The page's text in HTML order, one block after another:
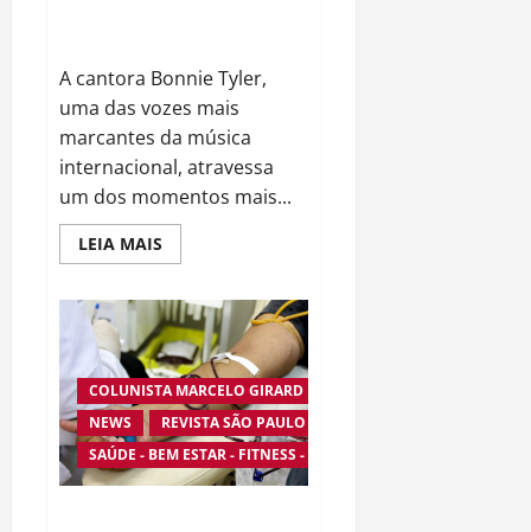
A cantora Bonnie Tyler,
uma das vozes mais
marcantes da música
internacional, atravessa
um dos momentos mais...
LEIA MAISRead
more
Inconfundível
dos
Anos
80
Enfrenta
Batalha
Pela
Vida
Após
Grave
Complicação
de
COLUNISTA MARCELO GIRARD
NEWS
REVISTA SÃO PAULO
SAÚDE - BEM ESTAR - FITNESS - ESPORTE